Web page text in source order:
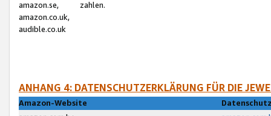
amazon.se,
amazon.co.uk,
audible.co.uk
zahlen.
ANHANG 4: DATENSCHUTZERKLÄRUNG FÜR DIE
Amazon-Website